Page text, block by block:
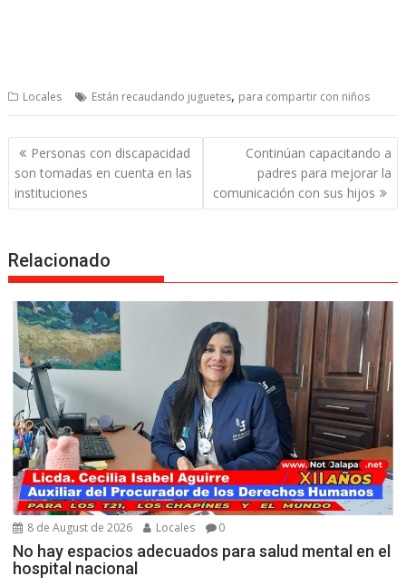
Locales Están recaudando juguetes, para compartir con niños
Post
navigation
Personas con discapacidad
son tomadas en cuenta en las
instituciones
Continúan capacitando a
padres para mejorar la
comunicación con sus hijos
Relacionado
8 de August de 2026 Locales 0
No hay espacios adecuados para salud mental en el
hospital nacional